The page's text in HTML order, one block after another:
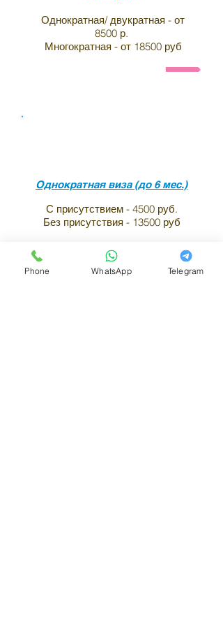
Однократная/ двукратная - от
8500 р.
Многократная - от 18500 руб
Анкета и список необходимых
Однократная виза (до 6 мес.)
С присутствием - 4500 руб.
Без присутствия - 13500 руб
С присутствием - 5500 руб.
Phone WhatsApp Telegram